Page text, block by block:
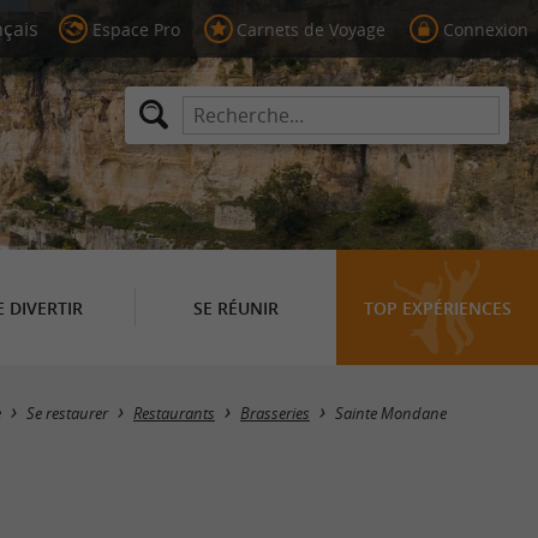
Espace Pro Carnets de Voyage Connexion
DIVERTIR SE RÉUNIR TOP EXPÉRIENCES
Masquer la carte
Se restaurer Restaurants Brasseries Sainte Mondane